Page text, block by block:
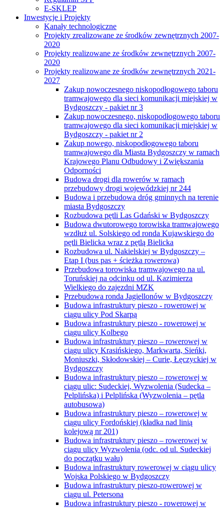
E-SKLEP
Inwestycje i Projekty
Kanały technologiczne
Projekty zrealizowane ze środków zewnętrznych 2007-
2020
Projekty realizowane ze środków zewnętrznych 2007-
2020
Projekty realizowane ze środków zewnętrznych 2021-
2027
Zakup nowoczesnego niskopodłogowego taboru
tramwajowego dla sieci komunikacji miejskiej w
Bydgoszczy - pakiet nr 3
Zakup nowoczesnego, niskopodłogowego taboru
tramwajowego dla sieci komunikacji miejskiej w
Bydgoszczy - pakiet nr 2
Zakup nowego, niskopodłogowego taboru
tramwajowego dla Miasta Bydgoszczy w ramach
Krajowego Planu Odbudowy i Zwiększania
Odporności
Budowa drogi dla rowerów w ramach
przebudowy drogi wojewódzkiej nr 244
Budowa i przebudowa dróg gminnych na terenie
miasta Bydgoszczy
Rozbudowa pętli Las Gdański w Bydgoszczy
Budowa dwutorowego torowiska tramwajowego
wzdłuż ul. Solskiego od ronda Kujawskiego do
pętli Bielicka wraz z pętlą Bielicka
Rozbudowa ul. Nakielskiej w Bydgoszczy –
Etap I (bus pas + ścieżka rowerowa)
Przebudowa torowiska tramwajowego na ul.
Toruńskiej na odcinku od ul. Kazimierza
Wielkiego do zajezdni MZK
Przebudowa ronda Jagiellonów w Bydgoszczy
Budowa infrastruktury pieszo - rowerowej w
ciągu ulicy Pod Skarpą
Budowa infrastruktury pieszo - rowerowej w
ciągu ulicy Kolbego
Budowa infrastruktury pieszo – rowerowej w
ciągu ulicy Krasińskiego, Markwarta, Sieńki,
Moniuszki, Skłodowskiej – Curie, Łęczyckiej w
Bydgoszczy
Budowa infrastruktury pieszo – rowerowej w
ciągu ulic: Sudeckiej, Wyzwolenia (Sudecka –
Pelplińska) i Pelplińska (Wyzwolenia – pętla
autobusowa)
Budowa infrastruktury pieszo – rowerowej w
ciągu ulicy Fordońskiej (kładka nad linią
kolejową nr 201)
Budowa infrastruktury pieszo – rowerowej w
ciągu ulicy Wyzwolenia (odc. od ul. Sudeckiej
do początku wału)
Budowa infrastruktury rowerowej w ciągu ulicy
Wojska Polskiego w Bydgoszczy
Budowa infrastruktury pieszo-rowerowej w
ciągu ul. Petersona
Budowa infrastruktury pieszo - rowerowej w